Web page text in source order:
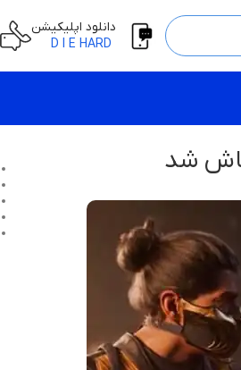
دانلود اپلیکیشن